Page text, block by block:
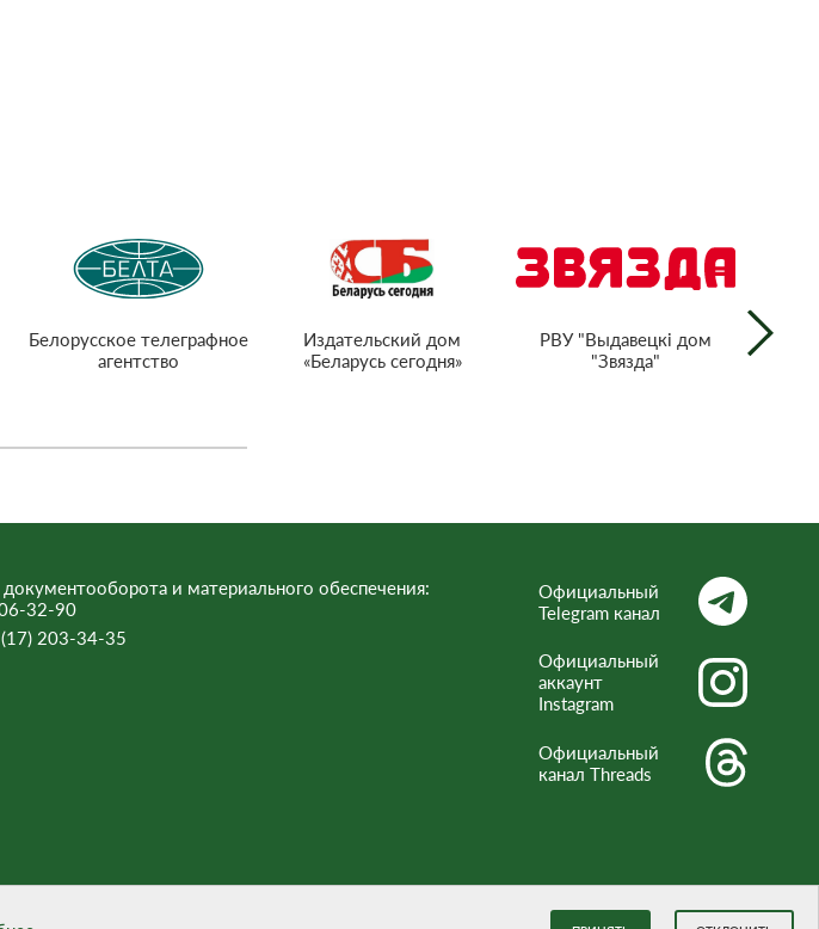
Белорусское телеграфное
агентство
Издательский дом
«Беларусь сегодня»
РВУ "Выдавецкі дом
"Звязда"
документооборота и материального обеспечения:
32-90
203-34-35
Официальный
Telegram канал
Официальный
аккаунт
Instagram
Официальный
канал Threads